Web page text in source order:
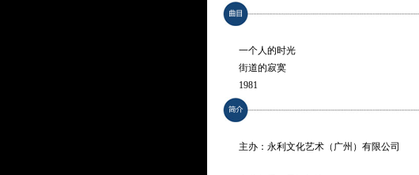
一个人的时光
街道的寂寞
1981
飘落的云
雨葵
夏语+乡念
主办：永利文化艺术（广州）有限公司